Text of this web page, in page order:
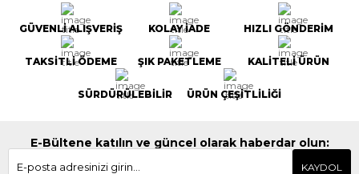
GÜVENLİ ALIŞVERİŞ KOLAY İADE HIZLI GÖNDERİM
TAKSİTLİ ÖDEME ŞIK PAKETLEME KALİTELİ ÜRÜN
SÜRDÜRÜLEBİLİR ÜRÜN ÇEŞİTLİLİĞİ
E-Bültene katılın ve güncel olarak haberdar olun:
KAYDOL